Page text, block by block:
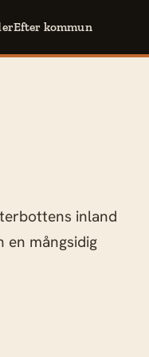
Efter kommun
inland
en mångsidig